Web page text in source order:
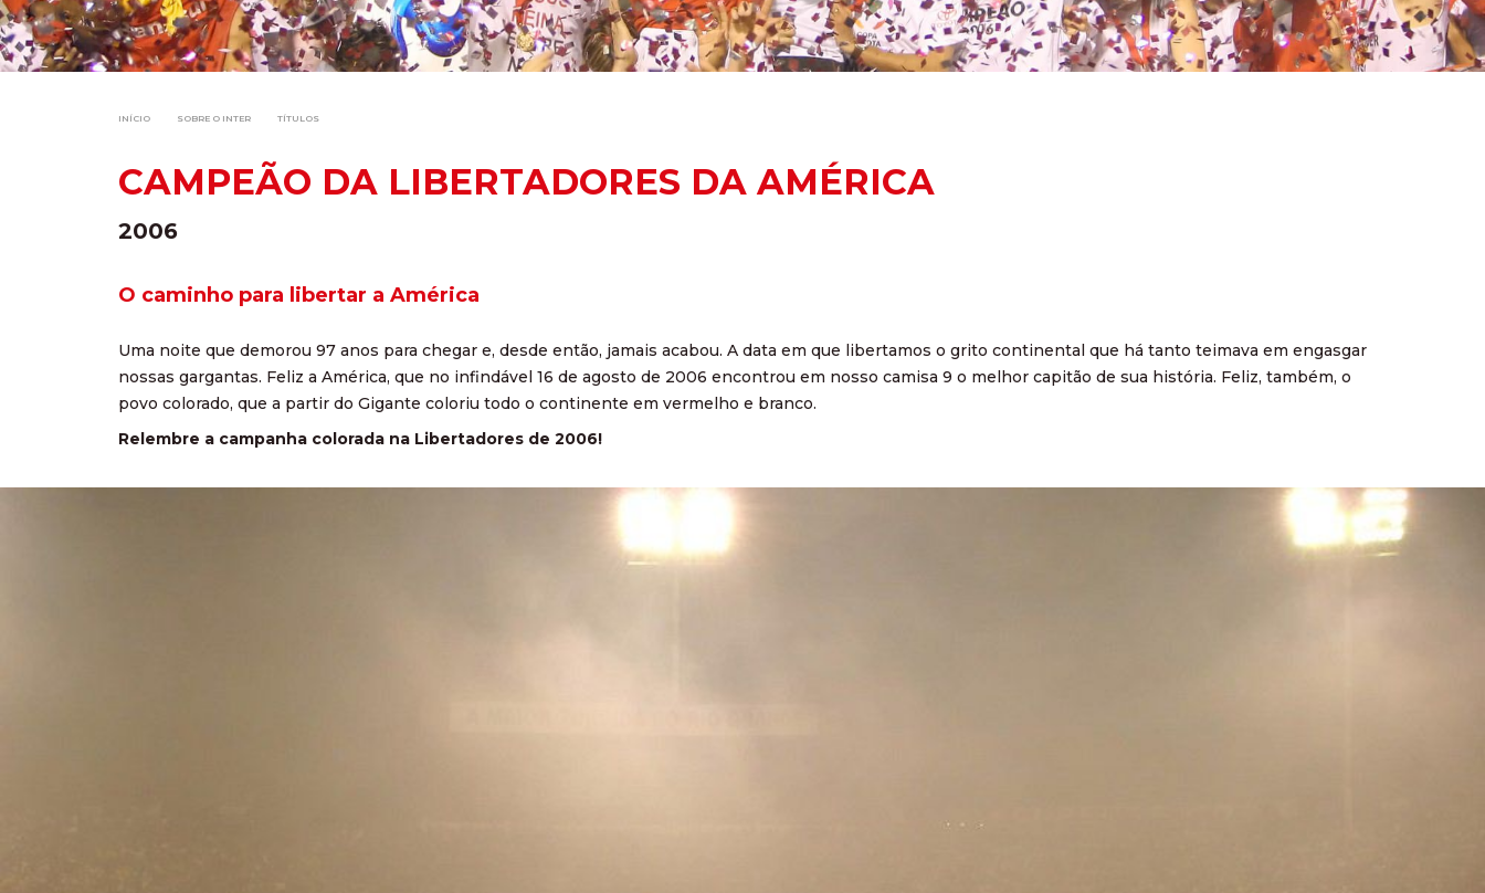
INÍCIO SOBRE O INTER TÍTULOS
CAMPEÃO DA LIBERTADORES DA AMÉRICA
2006
O caminho para libertar a América
Uma noite que demorou 97 anos para chegar e, desde então, jamais acabou. A data em que libertamos o grito continental que há tanto teimava em engasgar
nossas gargantas. Feliz a América, que no infindável 16 de agosto de 2006 encontrou em nosso camisa 9 o melhor capitão de sua história. Feliz, também, o
povo colorado, que a partir do Gigante coloriu todo o continente em vermelho e branco.
Relembre a campanha colorada na Libertadores de 2006!